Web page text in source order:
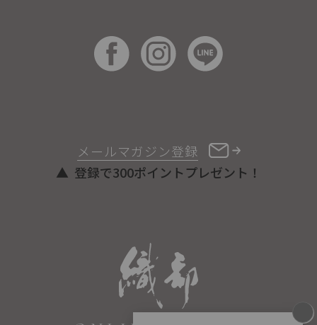
メールマガジン登録
登録で300ポイントプレゼント！